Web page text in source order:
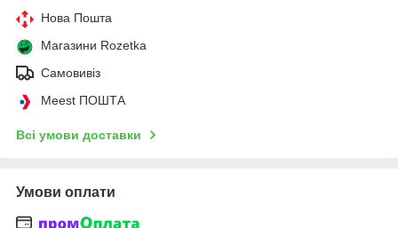
Нова Пошта
Магазини Rozetka
Самовивіз
Meest ПОШТА
Всі умови доставки
Умови оплати